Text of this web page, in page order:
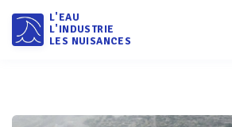
L'EAU
L'INDUSTRIE
LES NUISANCES